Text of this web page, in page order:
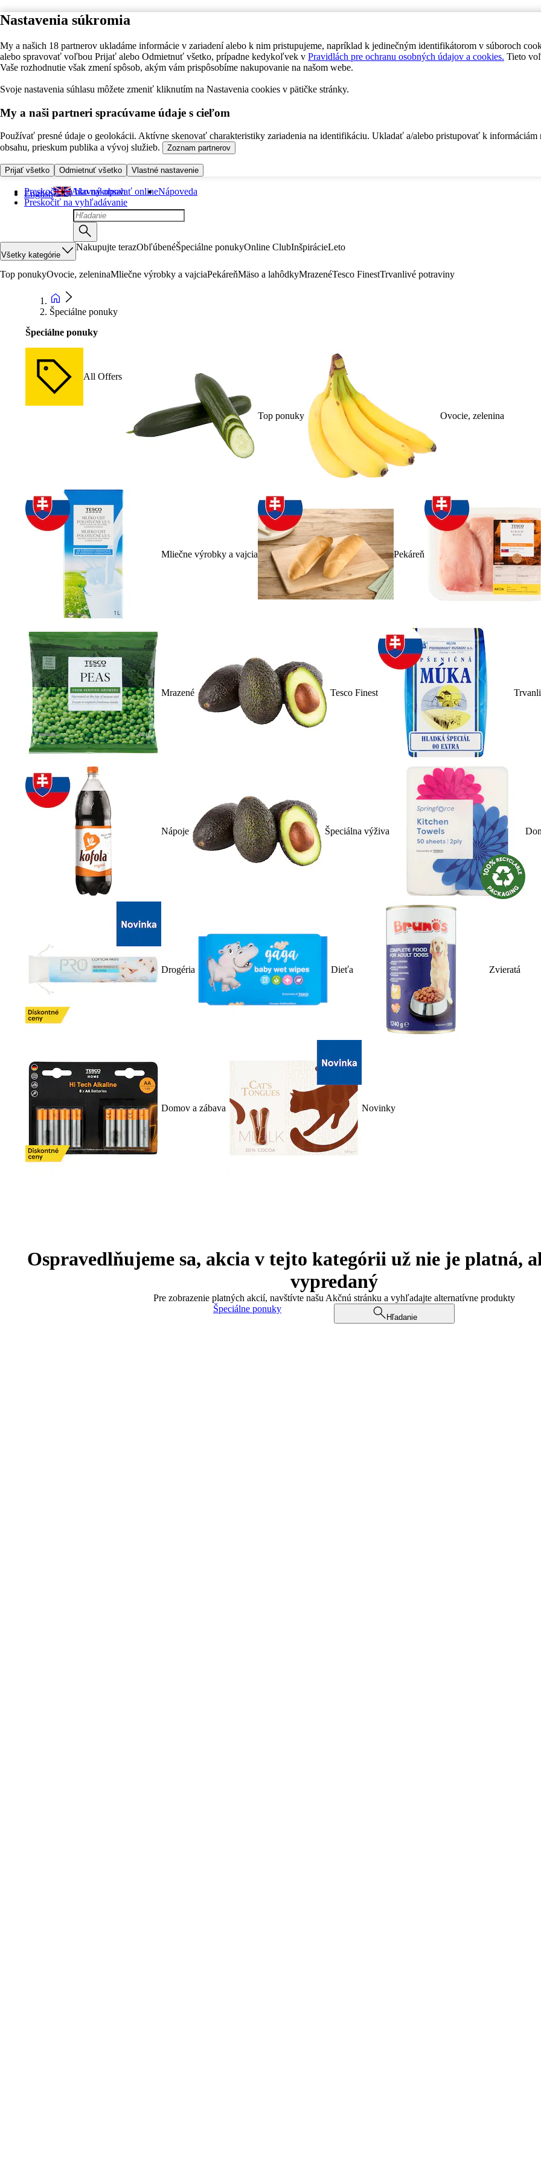
Nastavenia súkromia
My a našich 18 partnerov ukladáme informácie v zariadení alebo k nim pristupujeme, napríklad k jedinečným identifikátorom v súboroch
alebo spravovať voľbou Prijať alebo Odmietnuť všetko, prípadne kedykoľvek v Pravidlách pre ochranu osobných údajov a cookies. Tieto
Vaše rozhodnutie však zmení spôsob, akým vám prispôsobíme nakupovanie na našom webe.
Svoje nastavenia súhlasu môžete zmeniť kliknutím na Nastavenia cookies v pätičke stránky.
My a naši partneri spracúvame údaje s cieľom
Používať presné údaje o geolokácii. Aktívne skenovať charakteristiky zariadenia na identifikáciu. Ukladať a/alebo pristupovať k informáciám
obsahu, prieskum publika a vývoj služieb.
Zoznam partnerov
Prijať všetko Odmietnuť všetko Vlastné nastavenie
Preskočiť na hlavný obsah
Preskočiť na vyhľadávanie
English Ako nakupovať onlineNápoveda
Všetky kategórie
Nakupujte terazObľúbenéŠpeciálne ponukyOnline ClubInšpirácieLeto
Top ponukyOvocie, zeleninaMliečne výrobky a vajciaPekáreňMäso a lahôdkyMrazenéTesco FinestTrvanlivé potraviny
Špeciálne ponuky
Špeciálne ponuky
All Offers
Top ponuky Ovocie, zelenina
Mliečne výrobky a vajcia Pekáreň
Mrazené Tesco Finest
Nápoje Špeciálna výživa
Drogéria Dieťa Zvieratá
Domov a zábava Novinky
Ospravedlňujeme sa, akcia v tejto kategórii už nie je platná,
vypredaný
Pre zobrazenie platných akcií, navštívte našu Akčnú stránku a vyhľadajte alternatívne produkty
Špeciálne ponuky
Hľadanie